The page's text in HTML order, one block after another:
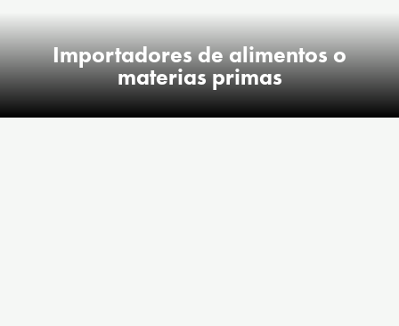
Importadores de alimentos o
materias primas